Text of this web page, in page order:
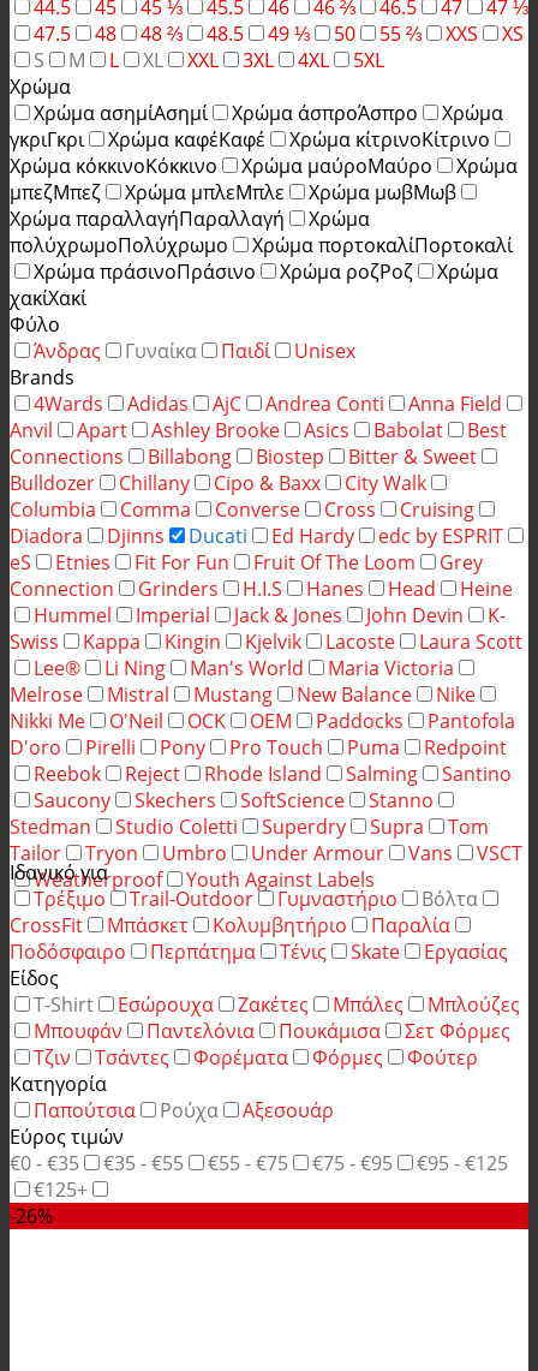
44.5
45 45 ⅓ 45.5 46 46 ⅔ 46.5 47
47 ⅓
47.5
48 48 ⅔ 48.5 49 ⅓ 50 55 ⅔ XXS
XS
S
M L XL XXL 3XL 4XL
5XL
Χρώμα
Χρώμα ασημίΑσημί Χρώμα άσπροΆσπρο
Χρώμα
γκριΓκρι Χρώμα καφέΚαφέ Χρώμα κίτρινοΚίτρινο
Χρώμα κόκκινοΚόκκινο Χρώμα μαύροΜαύρο
Χρώμα
μπεζΜπεζ Χρώμα μπλεΜπλε Χρώμα μωβΜωβ
Χρώμα παραλλαγήΠαραλλαγή
Χρώμα
πολύχρωμοΠολύχρωμο Χρώμα πορτοκαλίΠορτοκαλί
Χρώμα πράσινοΠράσινο Χρώμα ροζΡοζ
Χρώμα
χακίΧακί
Φύλο
Άνδρας
Γυναίκα Παιδί
Unisex
Brands
4Wards
Adidas AjC Andrea Conti
Anna Field
Anvil
Apart Ashley Brooke Asics Babolat
Best
Connections
Billabong Biostep
Bitter & Sweet
Bulldozer
Chillany Cipo & Baxx
City Walk
Columbia
Comma Converse Cross
Cruising
Diadora
Djinns Ducati Ed Hardy
edc by ESPRIT
eS
Etnies Fit For Fun Fruit Of The Loom
Grey
Connection
Grinders H.I.S Hanes Head
Heine
Hummel
Imperial Jack & Jones John Devin
K-
Swiss
Kappa Kingin Kjelvik Lacoste
Laura Scott
Lee®
Li Ning Man's World
Maria Victoria
Melrose
Mistral Mustang New Balance
Nike
Nikki Me
O'Neil OCK OEM Paddocks
Pantofola
D'oro
Pirelli Pony Pro Touch Puma
Redpoint
Reebok
Reject Rhode Island Salming
Santino
Saucony
Skechers SoftScience
Stanno
Stedman
Studio Coletti Superdry Supra
Tom
Tailor
Tryon Umbro Under Armour Vans
VSCT
Weatherproof
Youth Against Labels
Ιδανικό για
Τρέξιμο
Trail-Outdoor Γυμναστήριο
Βόλτα
CrossFit
Μπάσκετ Κολυμβητήριο
Παραλία
Ποδόσφαιρο
Περπάτημα Τένις Skate
Εργασίας
Είδος
T-Shirt
Εσώρουχα Ζακέτες Μπάλες
Μπλούζες
Μπουφάν
Παντελόνια Πουκάμισα
Σετ Φόρμες
Τζιν
Τσάντες Φορέματα Φόρμες
Φούτερ
Κατηγορία
Παπούτσια
Ρούχα
Αξεσουάρ
Εύρος τιμών
€0 - €35
€35 - €55 €55 - €75 €75 - €95
€95 - €125
€125+
-26%